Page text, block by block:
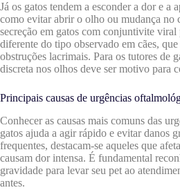
Já os gatos tendem a esconder a dor e a
como evitar abrir o olho ou mudança no
secreção em gatos com conjuntivite viral
diferente do tipo observado em cães,
obstruções lacrimais. Para os tutores de
discreta nos olhos deve ser motivo para
Principais causas de urgências
Conhecer as causas mais comuns das
gatos ajuda a agir rápido e evitar danos
frequentes, destacam-se aqueles que
causam dor intensa. É fundamental
gravidade para levar seu pet ao
antes.